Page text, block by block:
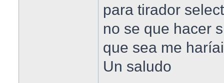
para tirador
no se que hacer
que sea me
Un saludo